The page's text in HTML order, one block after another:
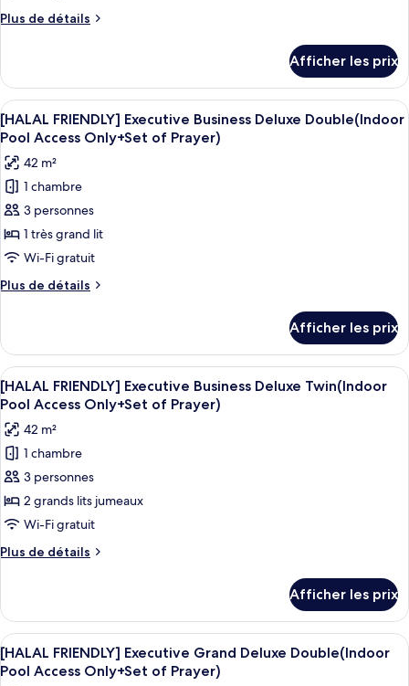
SHILLA
YOUNG]
Superior
Suites
+Olive
Young
Giftcard(1EA
per
stay)
+
Outdoor
Plus de détails
Plus
[THE
SHILLA
X
OLIVE
Superior
Suites
+Olive
Young
Giftcard(1EA
stay)
+
Outdoor
Afficher les prix
Afficher
toutes
les
photos
pour
ce
type
de
chambre :
[HALAL
Executive
Business
Deluxe
Double(Indoor
Pool
Access
Only+Set
of
Prayer)
Un livre dont la couverture sombre
5
[HALAL FRIENDLY] Executive Business Deluxe Double(Indoor
Pool Access Only+Set of Prayer)
42 m²
1 chambre
3 personnes
1 très grand lit
Wi-Fi gratuit
Plus de détails
Plus
[HALAL
FRIENDLY]
Executive
Business
Double(Indoor
Pool
Access
Only+Set
of
Afficher les prix
Afficher
toutes
les
photos
pour
ce
type
de
chambre :
[HALAL
Executive
Business
Deluxe
Twin(Indoor
Un livre dont la couverture sombre
4
[HALAL FRIENDLY] Executive Business Deluxe Twin(Indoor
Pool Access Only+Set of Prayer)
42 m²
1 chambre
3 personnes
2 grands lits jumeaux
Wi-Fi gratuit
Plus de détails
Plus
[HALAL
FRIENDLY]
Executive
Business
Afficher les prix
Afficher
toutes
Un livre dont la couverture sombre
4
[HALAL FRIENDLY] Executive Grand Deluxe Double(Indoor
Pool Access Only+Set of Prayer)